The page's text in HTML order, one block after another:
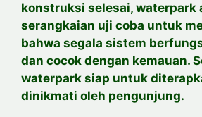
konstruksi selesai, waterpark
serangkaian uji coba untuk
bahwa segala sistem
dan cocok dengan kemauan.
waterpark siap untuk
dinikmati oleh pengunjung.